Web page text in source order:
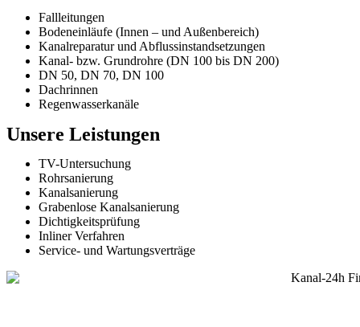
Fallleitungen
Bodeneinläufe (Innen – und Außenbereich)
Kanalreparatur und Abflussinstandsetzungen
Kanal- bzw. Grundrohre (DN 100 bis DN 200)
DN 50, DN 70, DN 100
Dachrinnen
Regenwasserkanäle
Unsere Leistungen
TV-Untersuchung
Rohrsanierung
Kanalsanierung
Grabenlose Kanalsanierung
Dichtigkeitsprüfung
Inliner Verfahren
Service- und Wartungsverträge